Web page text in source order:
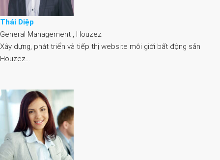
Thái Diệp
General Management , Houzez
Xây dựng, phát triển và tiếp thị website môi giới bất động sản
Houzez…